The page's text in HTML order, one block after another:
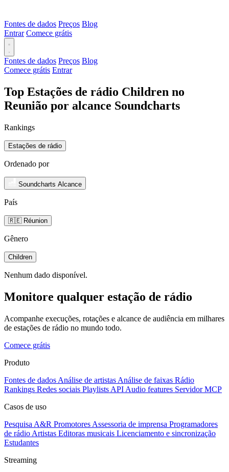
Fontes de dados Preços Blog
Entrar Comece grátis
Fontes de dados Preços Blog
Comece grátis Entrar
Top Estações de rádio Children no
Reunião por alcance Soundcharts
Rankings
Estações de rádio
Ordenado por
Soundcharts Alcance
País
🇷🇪 Réunion
Gênero
Children
Nenhum dado disponível.
Monitore qualquer estação de rádio
Acompanhe execuções, rotações e alcance de audiência em milhares
de estações de rádio no mundo todo.
Comece grátis
Produto
Fontes de dados Análise de artistas Análise de faixas Rádio
Rankings Redes sociais Playlists API Audio features Servidor MCP
Casos de uso
Pesquisa A&R Promotores Assessoria de imprensa Programadores
de rádio Artistas Editoras musicais Licenciamento e sincronização
Estudantes
Streaming